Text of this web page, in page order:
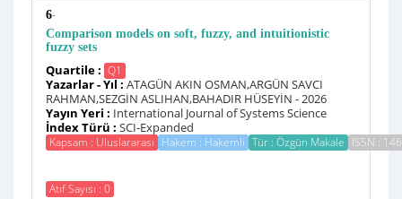
6-
Comparison models on soft, fuzzy, and intuitionistic
fuzzy sets
Quartile : Q1
Yazarlar - Yıl : ATAGÜN AKIN OSMAN,ARGÜN SAVCI
RAHMAN,SEZGİN ASLIHAN,BAHADIR HÜSEYİN - 2026
Yayın Yeri : International Journal of Systems Science
İndex Türü : SCI-Expanded
Kapsam : Uluslararası Hakem : Hakemli Tür : Özgün Makale ISSN :
Atıf Sayısı : 0